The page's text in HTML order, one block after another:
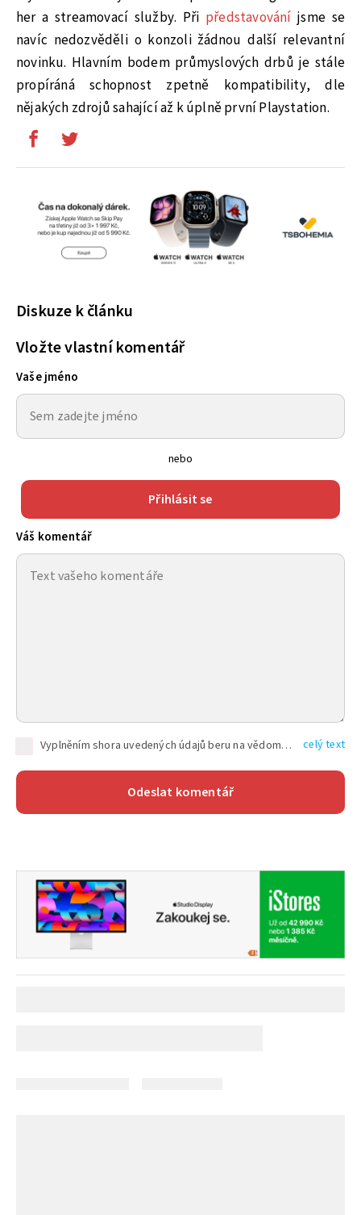
her a streamovací služby. Při představování jsme se
navíc nedozvěděli o konzoli žádnou další relevantní
novinku. Hlavním bodem průmyslových drbů je stále
propíráná schopnost zpetně kompatibility, dle
nějakých zdrojů sahající až k úplně první Playstation.
Diskuze k článku
Vložte vlastní komentář
Vaše jméno
nebo
Přihlásit se
Váš komentář
Vyplněním shora uvedených údajů beru na vědomí, že společnost TEXT FACTORY s.r.o., sídlem Brno, Durďákova 336/29, Černá Pole, PSČ: 613 00, IČ: 06157831, zapsané u Krajského soudu v Brně, oddíl C, vložka 100399, bude zpracovávat mé osobní údaje uvedené v rámci mnou vyplněného registračního formuláře na základě oprávněných zájmů TEXT FACTORY s.r.o. dle čl. 6 odst. 1 písm. f) GDPR a pro splnění právních povinností (čl. 6 odst. 1 písm. c) GDPR), a to pro tyto účely: nezbytnost zajistit oprávnění návštěvníka webových stránek provozovaných společností TEXT FACTORY s.r.o. přispívat aktivně ke zveřejněným článkům nebo v rámci diskusních fór a výkon práv TEXT FACTORY s.r.o. jako administrátora těchto diskusních fór. Více informací o zpracování osobních údajů a právech lze nalézt v celý text